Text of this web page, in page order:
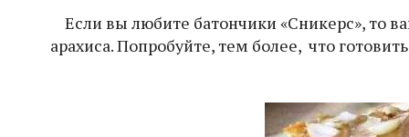
Если вы любите батончики «Сникерс», то
арахиса. Попробуйте, тем более, что